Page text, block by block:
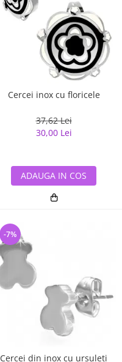
Cercei inox cu floricele
37,62 Lei
30,00 Lei
ADAUGA IN COS
Cercei din inox cu ursuleti
-7%